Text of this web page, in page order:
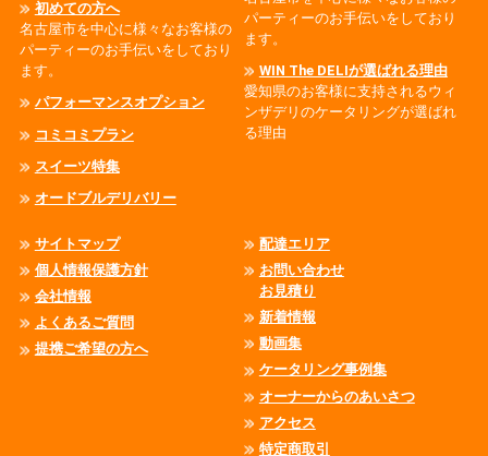
初めての方へ
名古屋市を中心に様々なお客様の
パーティーのお手伝いをしており
ます。
パフォーマンスオプション
コミコミプラン
スイーツ特集
オードブルデリバリー
パーティーのお手伝いをしており
ます。
WIN The DELIが選ばれる理由
愛知県のお客様に支持されるウィ
ンザデリのケータリングが選ばれ
る理由
サイトマップ
個人情報保護方針
会社情報
よくあるご質問
提携ご希望の方へ
配達エリア
お問い合わせ
お見積り
新着情報
動画集
ケータリング事例集
オーナーからのあいさつ
アクセス
特定商取引